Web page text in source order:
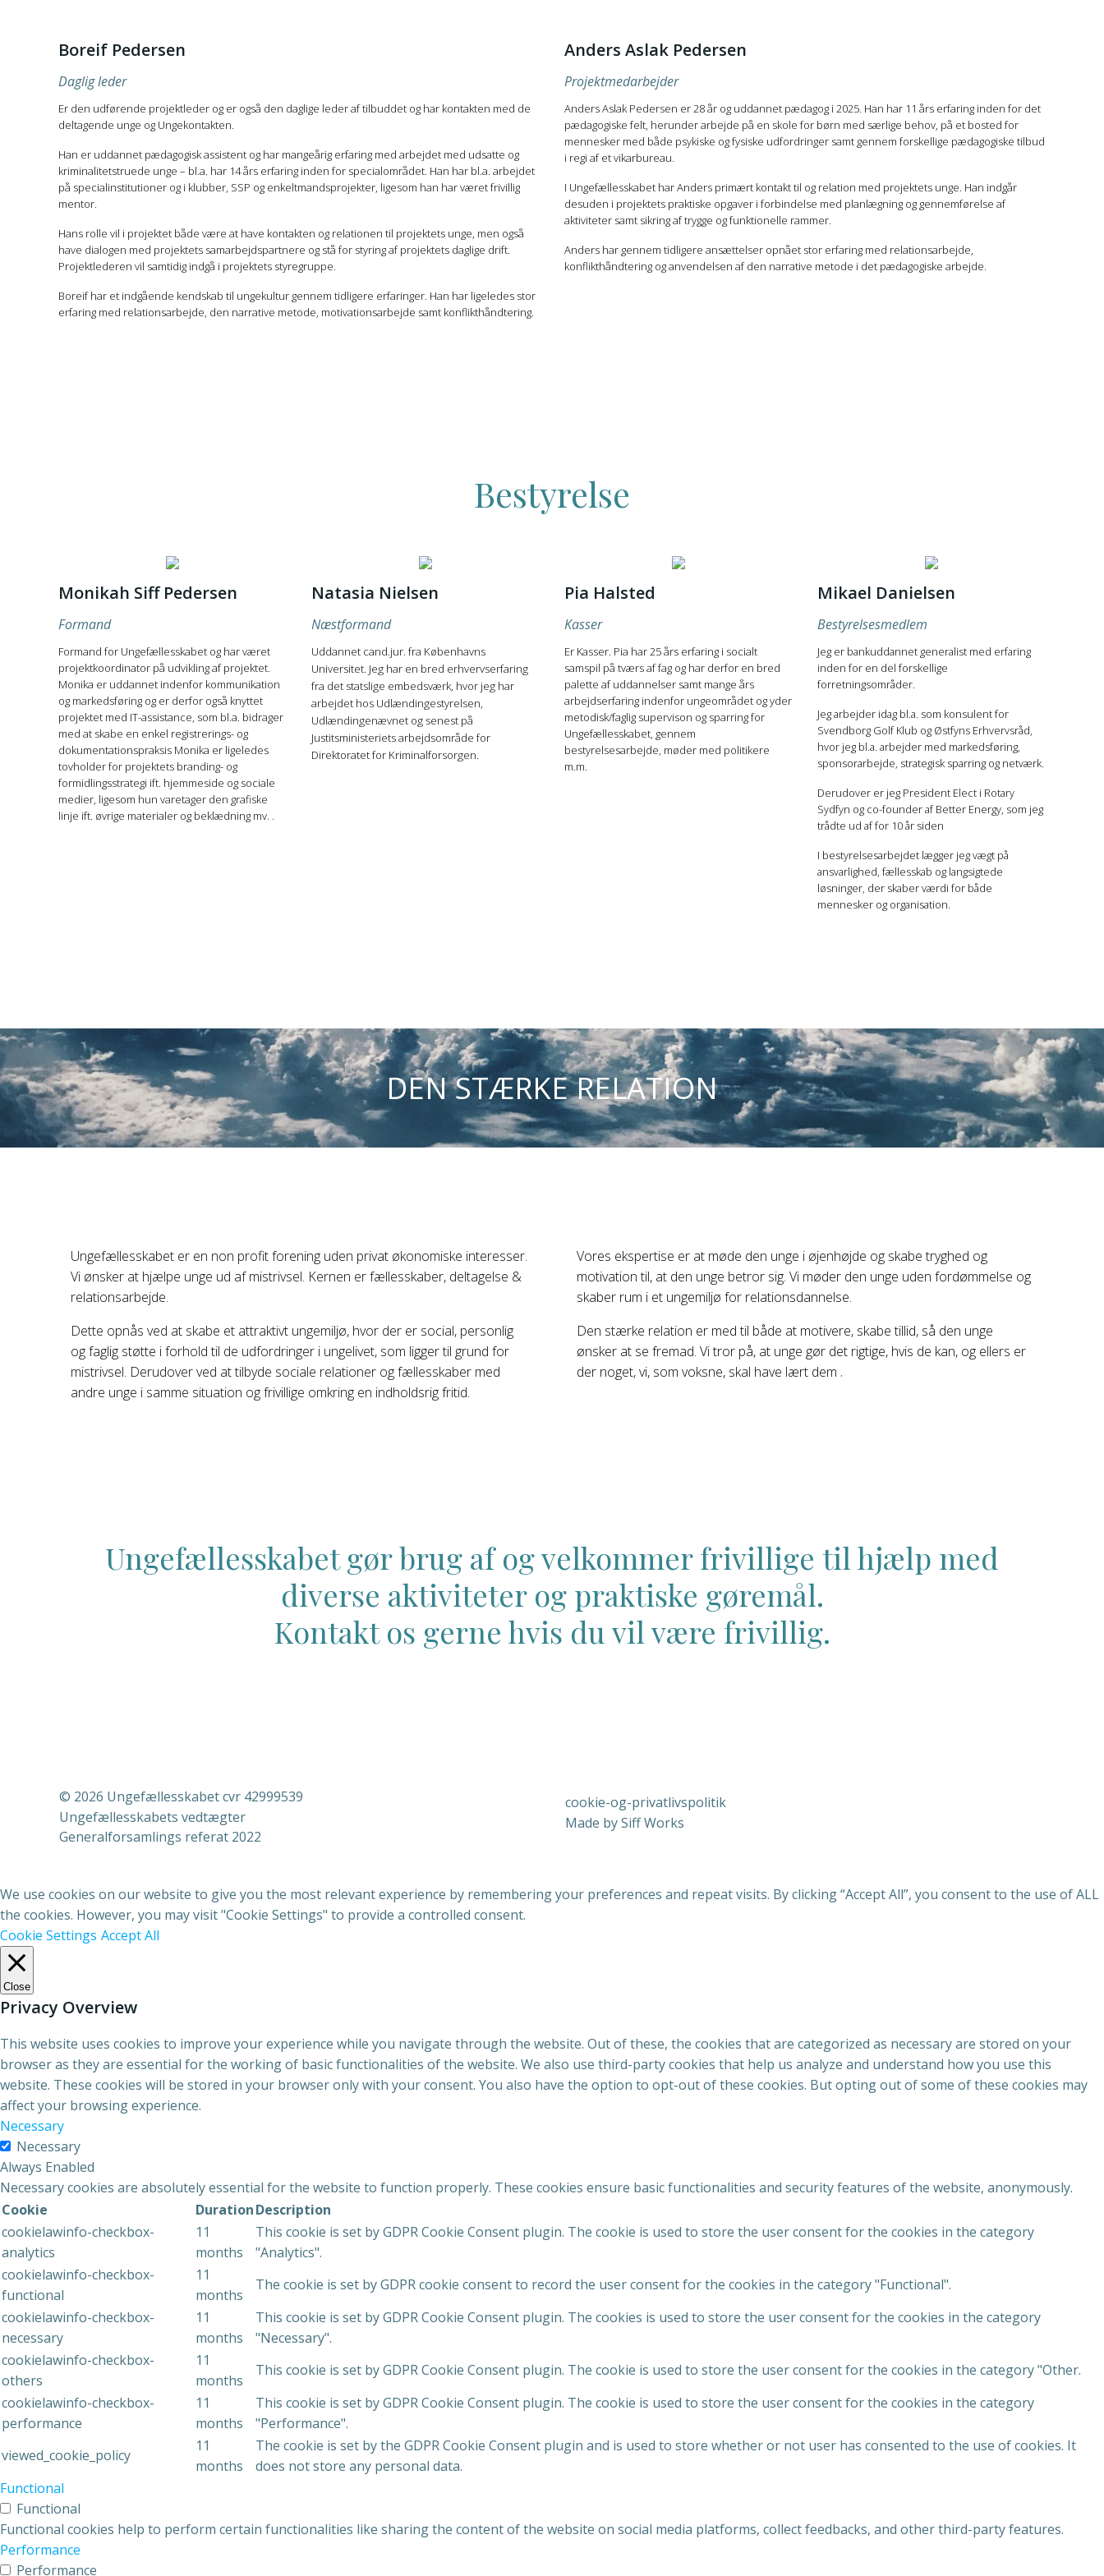
Boreif Pedersen
Daglig leder
Er den udførende projektleder og er også den daglige leder af tilbuddet og har kontakten med de
deltagende unge og Ungekontakten.
Han er uddannet pædagogisk assistent og har mangeårig erfaring med arbejdet med udsatte og
kriminalitetstruede unge – bl.a. har 14 års erfaring inden for specialområdet. Han har bl.a. arbejdet
på specialinstitutioner og i klubber, SSP og enkeltmandsprojekter, ligesom han har været frivillig
mentor.
Hans rolle vil i projektet både være at have kontakten og relationen til projektets unge, men også
have dialogen med projektets samarbejdspartnere og stå for styring af projektets daglige drift.
Projektlederen vil samtidig indgå i projektets styregruppe.
Boreif har et indgående kendskab til ungekultur gennem tidligere erfaringer. Han har ligeledes stor
erfaring med relationsarbejde, den narrative metode, motivationsarbejde samt konflikthåndtering.
Anders Aslak Pedersen
Projektmedarbejder
Anders Aslak Pedersen er 28 år og uddannet pædagog i 2025. Han har 11 års erfaring inden for det
pædagogiske felt, herunder arbejde på en skole for børn med særlige behov, på et bosted for
mennesker med både psykiske og fysiske udfordringer samt gennem forskellige pædagogiske tilbud
i regi af et vikarbureau.
I Ungefællesskabet har Anders primært kontakt til og relation med projektets unge. Han indgår
desuden i projektets praktiske opgaver i forbindelse med planlægning og gennemførelse af
aktiviteter samt sikring af trygge og funktionelle rammer.
Anders har gennem tidligere ansættelser opnået stor erfaring med relationsarbejde,
konflikthåndtering og anvendelsen af den narrative metode i det pædagogiske arbejde.
Bestyrelse
Monikah Siff Pedersen
Formand
Formand for Ungefællesskabet og har været
projektkoordinator på udvikling af projektet.
Monika er uddannet indenfor kommunikation
og markedsføring og er derfor også knyttet
projektet med IT-assistance, som bl.a. bidrager
med at skabe en enkel registrerings- og
dokumentationspraksis Monika er ligeledes
tovholder for projektets branding- og
formidlingsstrategi ift. hjemmeside og sociale
medier, ligesom hun varetager den grafiske
linje ift. øvrige materialer og beklædning mv. .
Natasia Nielsen
Næstformand
Uddannet cand.jur. fra Københavns
Universitet. Jeg har en bred erhvervserfaring
fra det statslige embedsværk, hvor jeg har
arbejdet hos Udlændingestyrelsen,
Udlændingenævnet og senest på
Justitsministeriets arbejdsområde for
Direktoratet for Kriminalforsorgen.
Pia Halsted
Kasser
Er Kasser. Pia har 25 års erfaring i socialt
samspil på tværs af fag og har derfor en bred
palette af uddannelser samt mange års
arbejdserfaring indenfor ungeområdet og yder
metodisk/faglig supervison og sparring for
Ungefællesskabet, gennem
bestyrelsesarbejde, møder med politikere
m.m.
Mikael Danielsen
Bestyrelsesmedlem
Jeg er bankuddannet generalist med erfaring
inden for en del forskellige
forretningsområder.
Jeg arbejder idag bl.a. som konsulent for
Svendborg Golf Klub og Østfyns Erhvervsråd,
hvor jeg bl.a. arbejder med markedsføring,
sponsorarbejde, strategisk sparring og netværk.
Derudover er jeg President Elect i Rotary
Sydfyn og co-founder af Better Energy, som jeg
trådte ud af for 10 år siden
I bestyrelsesarbejdet lægger jeg vægt på
ansvarlighed, fællesskab og langsigtede
løsninger, der skaber værdi for både
mennesker og organisation.
DEN STÆRKE RELATION
Ungefællesskabet er en non profit forening uden privat økonomiske interesser.
Vi ønsker at hjælpe unge ud af mistrivsel. Kernen er fællesskaber, deltagelse &
relationsarbejde.
Dette opnås ved at skabe et attraktivt ungemiljø, hvor der er social, personlig
og faglig støtte i forhold til de udfordringer i ungelivet, som ligger til grund for
mistrivsel. Derudover ved at tilbyde sociale relationer og fællesskaber med
andre unge i samme situation og frivillige omkring en indholdsrig fritid.
Vores ekspertise er at møde den unge i øjenhøjde og skabe tryghed og
motivation til, at den unge betror sig. Vi møder den unge uden fordømmelse og
skaber rum i et ungemiljø for relationsdannelse.
Den stærke relation er med til både at motivere, skabe tillid, så den unge
ønsker at se fremad. Vi tror på, at unge gør det rigtige, hvis de kan, og ellers er
der noget, vi, som voksne, skal have lært dem .
Ungefællesskabet gør brug af og velkommer frivillige til hjælp med
diverse aktiviteter og praktiske gøremål.
Kontakt os gerne hvis du vil være frivillig.
© 2026 Ungefællesskabet cvr 42999539
Ungefællesskabets vedtægter
Generalforsamlings referat 2022
cookie-og-privatlivspolitik
Made by Siff Works
We use cookies on our website to give you the most relevant experience by remembering your preferences and repeat visits. By clicking “Accept All”, you consent to the use of ALL
the cookies. However, you may visit "Cookie Settings" to provide a controlled consent.
Cookie Settings Accept All
Close
Privacy Overview
This website uses cookies to improve your experience while you navigate through the website. Out of these, the cookies that are categorized as necessary are stored on your
browser as they are essential for the working of basic functionalities of the website. We also use third-party cookies that help us analyze and understand how you use this
website. These cookies will be stored in your browser only with your consent. You also have the option to opt-out of these cookies. But opting out of some of these cookies may
affect your browsing experience.
Necessary
Necessary
Always Enabled
Necessary cookies are absolutely essential for the website to function properly. These cookies ensure basic functionalities and security features of the website, anonymously.
Cookie
DurationDescription
cookielawinfo-checkbox-
analytics
11
months
This cookie is set by GDPR Cookie Consent plugin. The cookie is used to store the user consent for the cookies in the category
"Analytics".
cookielawinfo-checkbox-
functional
11
months
The cookie is set by GDPR cookie consent to record the user consent for the cookies in the category "Functional".
cookielawinfo-checkbox-
necessary
11
months
This cookie is set by GDPR Cookie Consent plugin. The cookies is used to store the user consent for the cookies in the category
"Necessary".
cookielawinfo-checkbox-
others
11
months
This cookie is set by GDPR Cookie Consent plugin. The cookie is used to store the user consent for the cookies in the category "Other.
cookielawinfo-checkbox-
performance
11
months
This cookie is set by GDPR Cookie Consent plugin. The cookie is used to store the user consent for the cookies in the category
"Performance".
viewed_cookie_policy
11
months
The cookie is set by the GDPR Cookie Consent plugin and is used to store whether or not user has consented to the use of cookies. It
does not store any personal data.
Functional
Functional
Functional cookies help to perform certain functionalities like sharing the content of the website on social media platforms, collect feedbacks, and other third-party features.
Performance
Performance